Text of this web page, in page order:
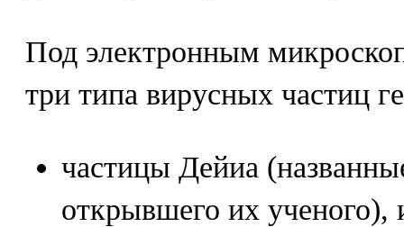
Под электронным
три типа вирусных частиц
частицы Дейиа
открывшего их